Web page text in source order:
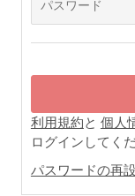
利用規約と 個人
ログインしてくだ
パスワードの再